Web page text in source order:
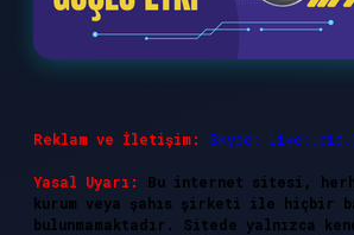
Reklam ve İletişim: Skype:
Yasal Uyarı:
Bu internet sitesi,
kurum veya şahıs şirketi ile hiçbir
bulunmamaktadır. Sitede yalnızca